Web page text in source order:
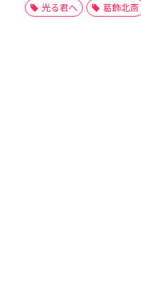
光る君へ
葛飾北斎